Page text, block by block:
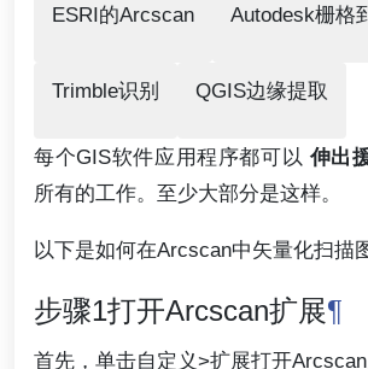
ESRI的Arcscan Autodesk栅格
Trimble识别 QGIS边缘提取
每个GIS软件应用程序都可以伸出
所有的工作。至少大部分是这样。
以下是如何在Arcscan中矢量化扫描
步骤1打开Arcscan扩展¶
首先，单击自定义>扩展打开Arcscan